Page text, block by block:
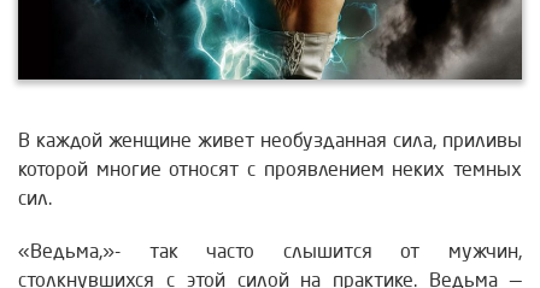
В каждой женщине живет необузданная сила, приливы
которой многие относят с проявлением неких темных
сил.
«Ведьма,»- так часто слышится от мужчин,
столкнувшихся с этой силой на практике. Ведьма —